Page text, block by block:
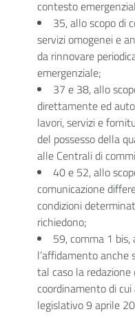
contesto
35, allo scopo di
servizi omogenei e
da rinnovare
emergenziale;
37 e 38, allo
direttamente ed
lavori, servizi e
del possesso della
alle Centrali di
40 e 52, allo
comunicazione
condizioni
richiedono;
59, comma 1
l’affidamento
tal caso la redazione
coordinamento di
legislativo 9 aprile